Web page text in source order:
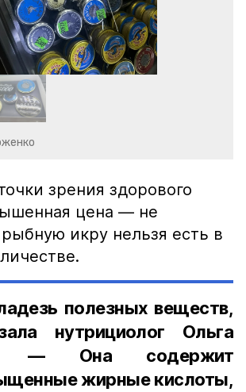
зрения здорового
цена — не
рыбную икру нельзя есть в
полезных веществ,
нутрициолог Ольга
— Она содержит
жирные кислоты,